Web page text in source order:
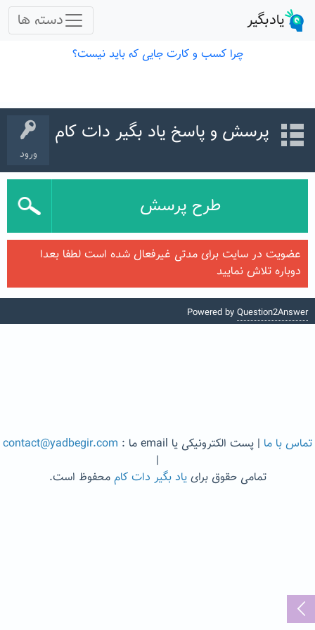
ورود
پرسش و پاسخ یاد بگیر دات کام
طرح پرسش
عضویت در سایت برای مدتی غیرفعال شده است لطفا بعدا
دوباره تلاش نمایید
Powered by Question2Answer
تماس با ما | پست الکترونیکی یا email ما :
contact@yadbegir.com
|
تمامی حقوق براییاد بگیر دات کام محفوظ است.